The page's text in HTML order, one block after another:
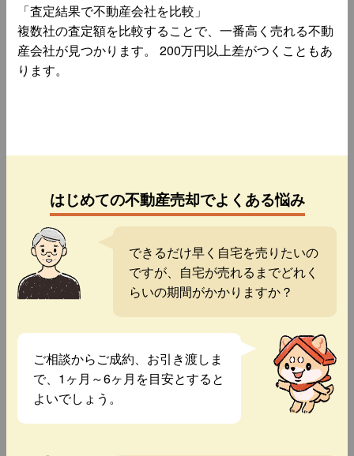
「査定結果で不動産会社を比較」
複数社の査定額を比較することで、一番高く売れる不動
産会社が見つかります。 200万円以上差がつくこともあ
ります。
はじめての不動産売却でよくある悩み
できるだけ早く自宅を売りたいの
ですが、自宅が売れるまでどれく
らいの期間がかかりますか？
ご相談からご成約、お引き渡しま
で、1ヶ月～6ヶ月を目安とすると
よいでしょう。